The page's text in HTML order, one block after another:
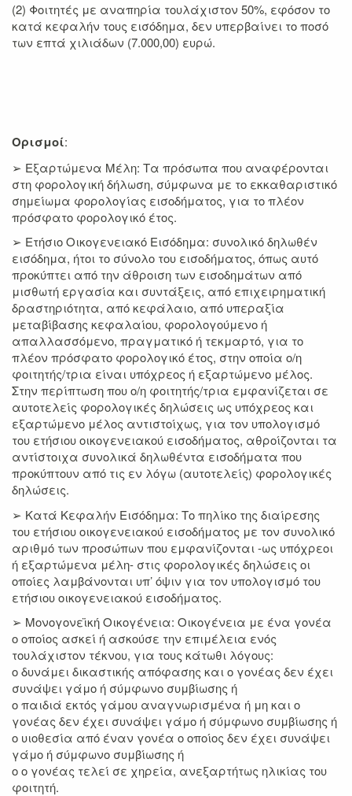
(2) Φοιτητές με αναπηρία τουλάχιστον 50%, εφόσον το
κατά κεφαλήν τους εισόδημα, δεν υπερβαίνει το ποσό
των επτά χιλιάδων (7.000,00) ευρώ.
Ορισμοί:
➢ Εξαρτώμενα Μέλη: Τα πρόσωπα που αναφέρονται
στη φορολογική δήλωση, σύμφωνα με το εκκαθαριστικό
σημείωμα φορολογίας εισοδήματος, για το πλέον
πρόσφατο φορολογικό έτος.
➢ Ετήσιο Οικογενειακό Εισόδημα: συνολικό δηλωθέν
εισόδημα, ήτοι το σύνολο του εισοδήματος, όπως αυτό
προκύπτει από την άθροιση των εισοδημάτων από
μισθωτή εργασία και συντάξεις, από επιχειρηματική
δραστηριότητα, από κεφάλαιο, από υπεραξία
μεταβίβασης κεφαλαίου, φορολογούμενο ή
απαλλασσόμενο, πραγματικό ή τεκμαρτό, για το
πλέον πρόσφατο φορολογικό έτος, στην οποία ο/η
φοιτητής/τρια είναι υπόχρεος ή εξαρτώμενο μέλος.
Στην περίπτωση που ο/η φοιτητής/τρια εμφανίζεται σε
αυτοτελείς φορολογικές δηλώσεις ως υπόχρεος και
εξαρτώμενο μέλος αντιστοίχως, για τον υπολογισμό
του ετήσιου οικογενειακού εισοδήματος, αθροίζονται τα
αντίστοιχα συνολικά δηλωθέντα εισοδήματα που
προκύπτουν από τις εν λόγω (αυτοτελείς) φορολογικές
δηλώσεις.
➢ Κατά Κεφαλήν Εισόδημα: Το πηλίκο της διαίρεσης
του ετήσιου οικογενειακού εισοδήματος με τον συνολικό
αριθμό των προσώπων που εμφανίζονται -ως υπόχρεοι
ή εξαρτώμενα μέλη- στις φορολογικές δηλώσεις οι
οποίες λαμβάνονται υπ’ όψιν για τον υπολογισμό του
ετήσιου οικογενειακού εισοδήματος.
➢ Μονογονεϊκή Οικογένεια: Οικογένεια με ένα γονέα
ο οποίος ασκεί ή ασκούσε την επιμέλεια ενός
τουλάχιστον τέκνου, για τους κάτωθι λόγους:
o δυνάμει δικαστικής απόφασης και ο γονέας δεν έχει
συνάψει γάμο ή σύμφωνο συμβίωσης ή
o παιδιά εκτός γάμου αναγνωρισμένα ή μη και ο
γονέας δεν έχει συνάψει γάμο ή σύμφωνο συμβίωσης ή
o υιοθεσία από έναν γονέα ο οποίος δεν έχει συνάψει
γάμο ή σύμφωνο συμβίωσης ή
o ο γονέας τελεί σε χηρεία, ανεξαρτήτως ηλικίας του
φοιτητή.